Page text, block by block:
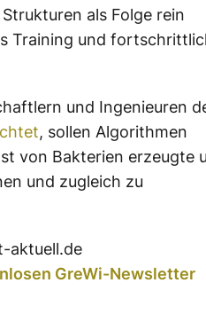
als Folge rein
Training und
und Ingenieuren
, sollen Algorithmen
von Bakterien erzeugte
und zugleich zu
aktuell.de
GreWi-Newsletter